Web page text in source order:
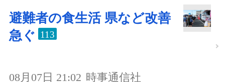
避難者の食生活 県など改善
急ぐ 113
08月07日 21:02 時事通信社